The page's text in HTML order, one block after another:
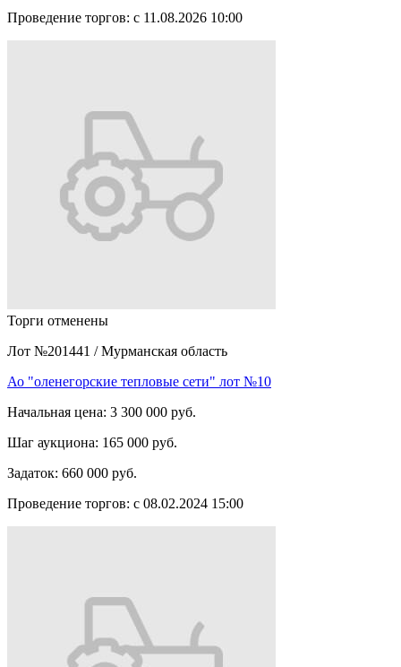
Проведение торгов: с 11.08.2026 10:00
Торги отменены
Лот №201441 / Мурманская область
Ао "оленегорские тепловые сети" лот №10
Начальная цена: 3 300 000 руб.
Шаг аукциона: 165 000 руб.
Задаток: 660 000 руб.
Проведение торгов: с 08.02.2024 15:00